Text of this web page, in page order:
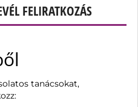
FELIRATKOZÁS
tanácsokat,